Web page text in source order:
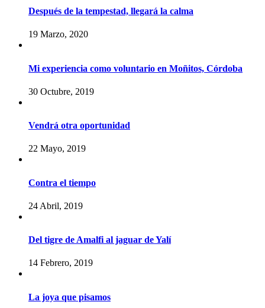
Después de la tempestad, llegará la calma
19 Marzo, 2020
Mi experiencia como voluntario en Moñitos, Córdoba
30 Octubre, 2019
Vendrá otra oportunidad
22 Mayo, 2019
Contra el tiempo
24 Abril, 2019
Del tigre de Amalfi al jaguar de Yalí
14 Febrero, 2019
La joya que pisamos